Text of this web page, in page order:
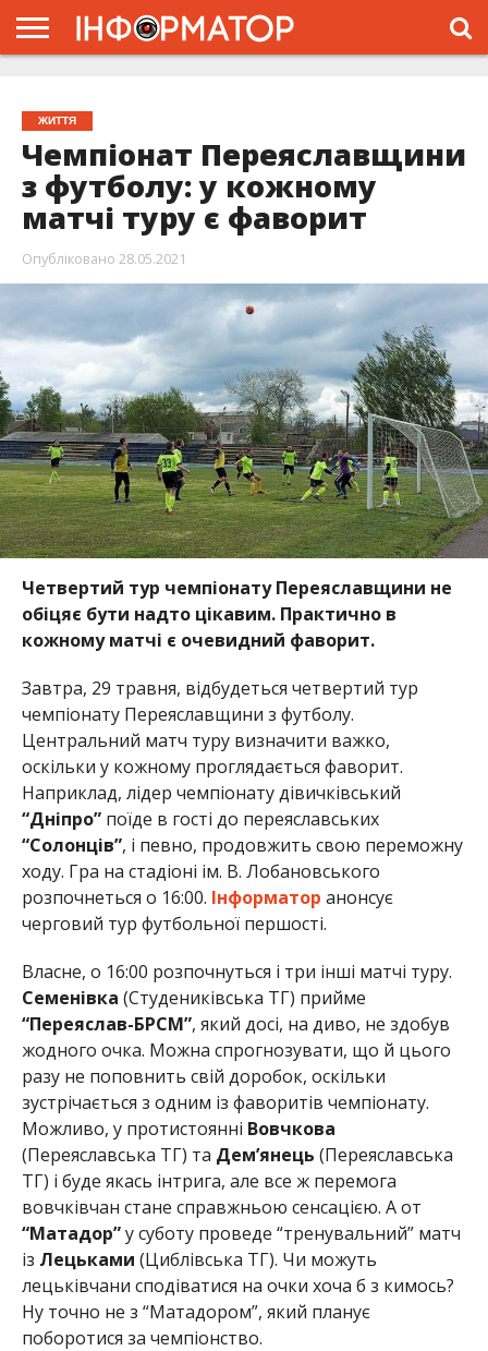
ПРОЄКТ
ЖИТТЯ
Чемпіонат Переяславщини
з футболу: у кожному
матчі туру є фаворит
Опубліковано 28.05.2021
Четвертий тур чемпіонату Переяславщини не
обіцяє бути надто цікавим. Практично в
кожному матчі є очевидний фаворит.
Завтра, 29 травня, відбудеться четвертий тур
чемпіонату Переяславщини з футболу.
Центральний матч туру визначити важко,
оскільки у кожному проглядається фаворит.
Наприклад, лідер чемпіонату дівичківський
“Дніпро”поїде в гості до переяславських
“Солонців”, і певно, продовжить свою переможну
ходу. Гра на стадіоні ім. В. Лобановського
розпочнеться о 16:00. Інформатор анонсує
черговий тур футбольної першості.
Власне, о 16:00 розпочнуться і три інші матчі туру.
Семенівка (Студениківська ТГ) прийме
“Переяслав-БРСМ”, який досі, на диво, не здобув
жодного очка. Можна спрогнозувати, що й цього
разу не поповнить свій доробок, оскільки
зустрічається з одним із фаворитів чемпіонату.
Можливо, у протистоянні Вовчкова
(Переяславська ТГ) та Дем’янець (Переяславська
ТГ) і буде якась інтрига, але все ж перемога
вовчківчан стане справжньою сенсацією. А от
“Матадор”у суботу проведе “тренувальний” матч
із Лецьками (Циблівська ТГ). Чи можуть
лецьківчани сподіватися на очки хоча б з кимось?
Ну точно не з “Матадором”, який планує
поборотися за чемпіонство.